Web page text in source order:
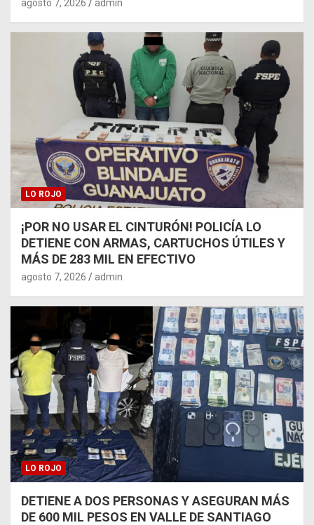
agosto 7, 2026 admin
LO ROJO
¡POR NO USAR EL CINTURÓN! POLICÍA LO
DETIENE CON ARMAS, CARTUCHOS ÚTILES Y
MÁS DE 283 MIL EN EFECTIVO
agosto 7, 2026 admin
LO ROJO
DETIENE A DOS PERSONAS Y ASEGURAN MÁS
DE 600 MIL PESOS EN VALLE DE SANTIAGO